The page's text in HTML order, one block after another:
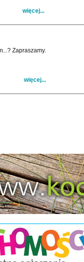
więcej...
Zapraszamy.
więcej...